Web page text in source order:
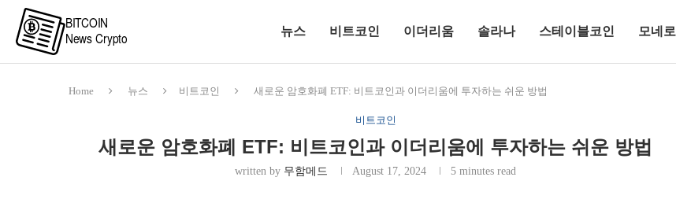
뉴스 비트코인 이더리움 솔라나 스테이블코인 모네로
Home 뉴스 비트코인 새로운 암호화폐 ETF: 비트코인과 이더리움에 투자하는 쉬운 방법
비트코인
새로운 암호화폐 ETF: 비트코인과 이더리움에 투자하는 쉬운 방법
written by 무함메드 August 17, 2024 5 minutes read